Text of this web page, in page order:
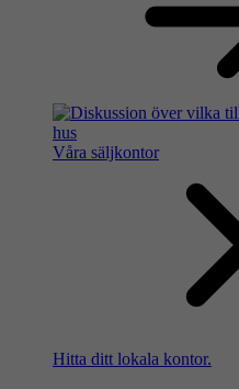
Våra säljkontor
Hitta ditt lokala kontor.